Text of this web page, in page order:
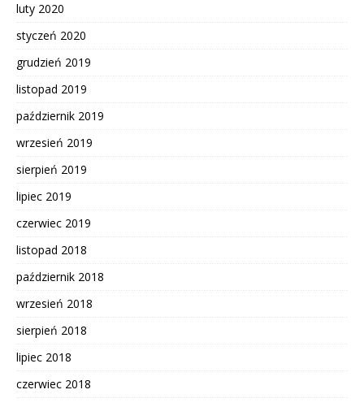
luty 2020
styczeń 2020
grudzień 2019
listopad 2019
październik 2019
wrzesień 2019
sierpień 2019
lipiec 2019
czerwiec 2019
listopad 2018
październik 2018
wrzesień 2018
sierpień 2018
lipiec 2018
czerwiec 2018